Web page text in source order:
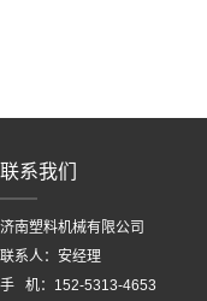
联系我们
济南塑料机械有限公司
联系人：安经理
手 机：152-5313-4653